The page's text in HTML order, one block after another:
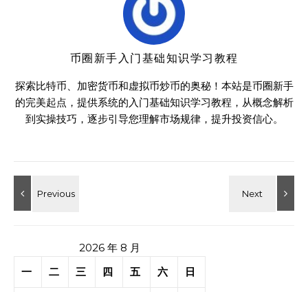
币圈新手入门基础知识学习教程
探索比特币、加密货币和虚拟币炒币的奥秘！本站是币圈新手
的完美起点，提供系统的入门基础知识学习教程，从概念解析
到实操技巧，逐步引导您理解市场规律，提升投资信心。
2026 年 8 月
一
二 三 四 五 六 日